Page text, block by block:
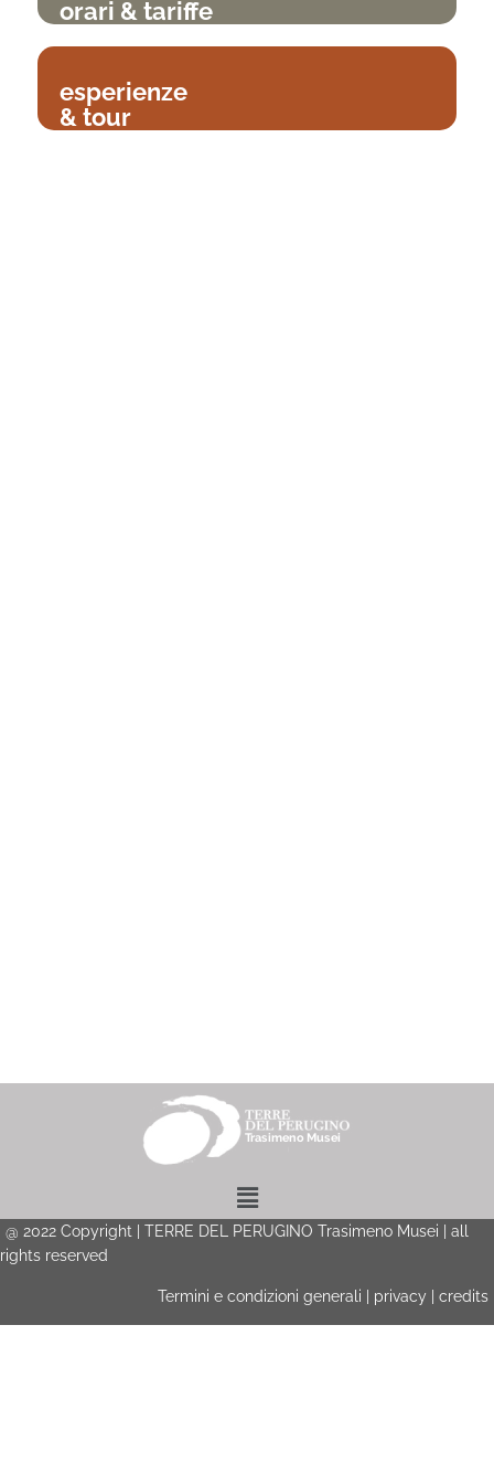
orari & tariffe
esperienze
& tour
Menu
@ 2022 Copyright | TERRE DEL PERUGINO Trasimeno Musei | all
rights reserved
Termini e condizioni generali privacy credits